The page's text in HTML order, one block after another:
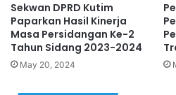
Sekwan DPRD Kutim
Paparkan Hasil Kinerja
Masa Persidangan Ke-2
Tahun Sidang 2023-2024
May 20, 2024